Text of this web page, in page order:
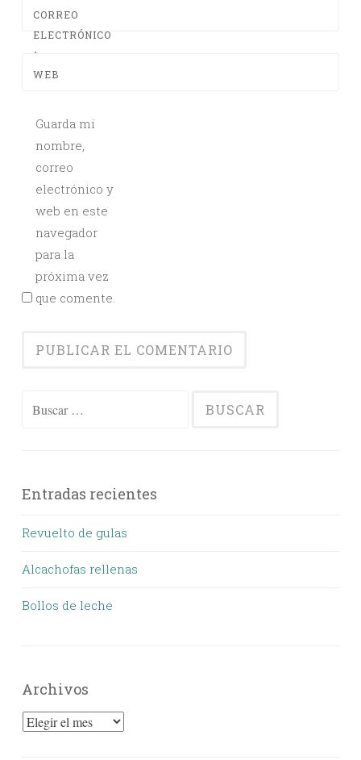
CORREO
ELECTRÓNICO
*
WEB
Guarda mi
nombre,
correo
electrónico y
web en este
navegador
para la
próxima vez
que comente.
Buscar:
Entradas recientes
Revuelto de gulas
Alcachofas rellenas
Bollos de leche
Archivos
Archivos